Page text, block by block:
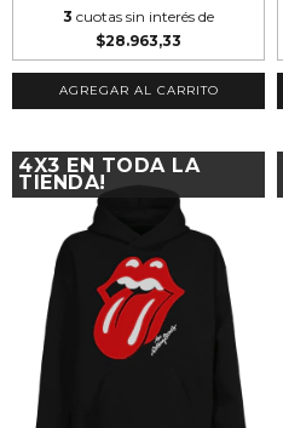
3 cuotas sin interés de
$28.963,33
AGREGAR AL CARRITO
4X3 EN TODA LA
TIENDA!